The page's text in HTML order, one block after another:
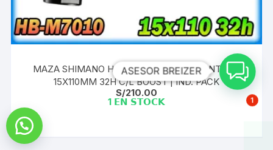
MAZA SHIMANO HB-M7010-B SLX DELANTERO
15X110MM 32H C/L BOOST | IND. PACK
S/210.00
1 𝗘𝗡 𝗦𝗧𝗢𝗖𝗞
ASESOR BREIZER
1